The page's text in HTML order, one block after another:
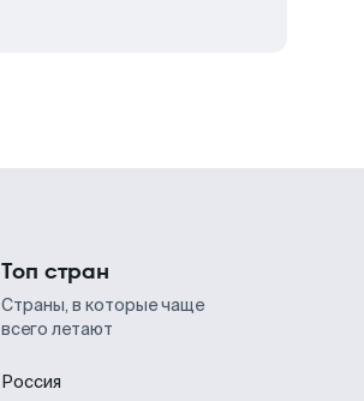
Топ стран
Страны, в которые чаще
всего летают
Россия